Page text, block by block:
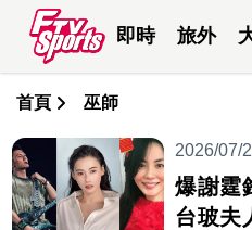
即時 旅外
首頁 巫師
2026/07/
爆謝霆
台玻夫